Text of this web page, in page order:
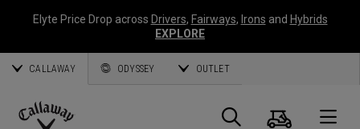
Elyte Price Drop across Drivers, Fairways, Irons and Hybrids
EXPLORE
CALLAWAY ODYSSEY OUTLET
Panier